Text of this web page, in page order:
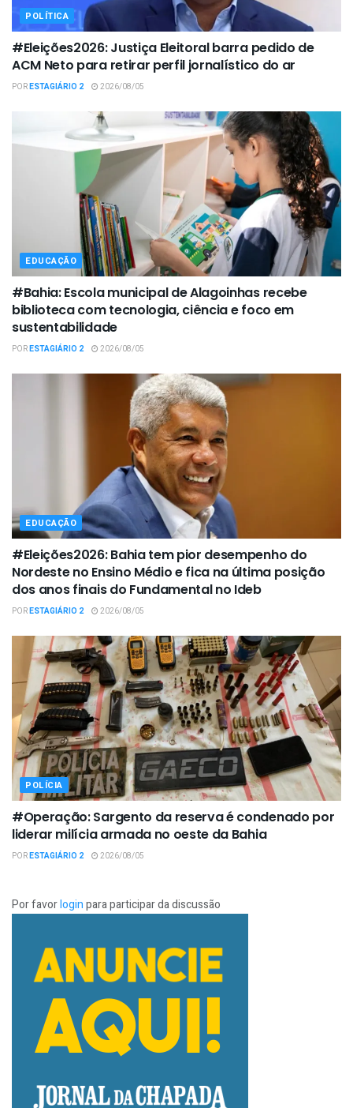
POLÍTICA
#Eleições2026: Justiça Eleitoral barra pedido de
ACM Neto para retirar perfil jornalístico do ar
PORESTAGIÁRIO 2 2026/08/05
EDUCAÇÃO
#Bahia: Escola municipal de Alagoinhas recebe
biblioteca com tecnologia, ciência e foco em
sustentabilidade
PORESTAGIÁRIO 2 2026/08/05
EDUCAÇÃO
#Eleições2026: Bahia tem pior desempenho do
Nordeste no Ensino Médio e fica na última posição
dos anos finais do Fundamental no Ideb
PORESTAGIÁRIO 2 2026/08/05
POLÍCIA
#Operação: Sargento da reserva é condenado por
liderar milícia armada no oeste da Bahia
PORESTAGIÁRIO 2 2026/08/05
Por favorloginpara participar da discussão